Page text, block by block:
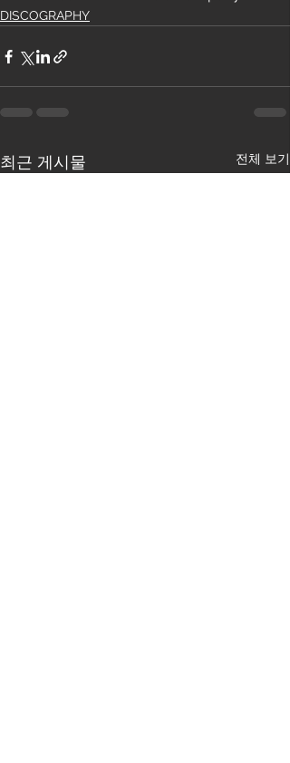
DISCOGRAPHY
최근 게시물 전체 보기